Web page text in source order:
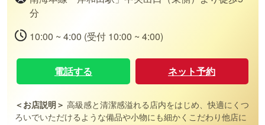
分
10:00 ~ 4:00 (受付 10:00 ~ 4:00)
電話する ネット予約
＜お店説明＞ 高級感と清潔感溢れる店内をはじめ、快適にくつ
ろいでいただけるような備品や小物にも細かくこだわり他店に